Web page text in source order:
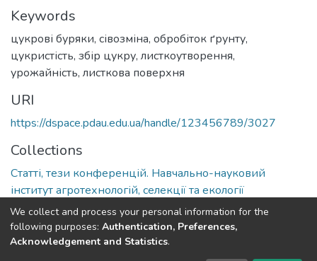
Keywords
цукрові буряки, сівозміна, обробіток ґрунту,
цукристість, збір цукру, листкоутворення,
урожайність, листкова поверхня
URI
https://dspace.pdau.edu.ua/handle/123456789/3027
Collections
Статті, тези конференцій. Навчально-науковий
інститут агротехнологій, селекції та екології
Full item page
We collect and process your personal information for the
following purposes: Authentication, Preferences,
Acknowledgement and Statistics.